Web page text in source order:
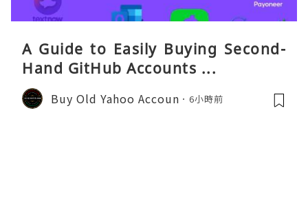
A Guide to Easily Buying Second-
Hand GitHub Accounts ...
Buy Old Yahoo Accoun 6小時前